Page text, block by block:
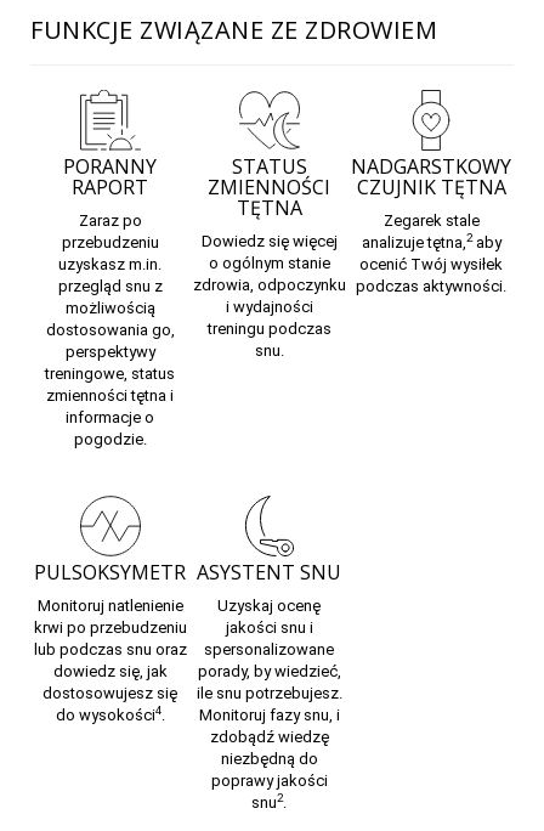
FUNKCJE ZWIĄZANE ZE ZDROWIEM
PORANNY
RAPORT
Zaraz po
przebudzeniu
uzyskasz m.in.
przegląd snu z
możliwością
dostosowania go,
perspektywy
treningowe, status
zmienności tętna i
informacje o
pogodzie.
STATUS
ZMIENNOŚCI
TĘTNA
Dowiedz się więcej
o ogólnym stanie
zdrowia, odpoczynku
i wydajności
treningu podczas
snu.
NADGARSTKOWY
CZUJNIK TĘTNA
Zegarek stale
analizujetętna, 2aby
ocenić Twój wysiłek
podczas aktywności.
PULSOKSYMETR
Monitoruj natlenienie
krwipo przebudzeniu
lub podczas snu oraz
dowiedz się, jak
dostosowujesz się
do wysokości4.
ASYSTENT SNU
Uzyskaj ocenę
jakości snu i
spersonalizowane
porady, by wiedzieć,
ile snu potrzebujesz.
Monitoruj fazy snu, i
zdobądź wiedzę
niezbędną do
poprawyjakości
snu2.